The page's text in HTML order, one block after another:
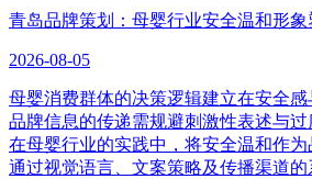
青岛品牌策划：母婴行业安全温和形象
2026-08-05
母婴消费群体的决策逻辑建立在安全感
品牌信息的传递需规避刺激性表述与过
在母婴行业的实践中，将安全温和作为
通过视觉语言、文案策略及传播渠道的